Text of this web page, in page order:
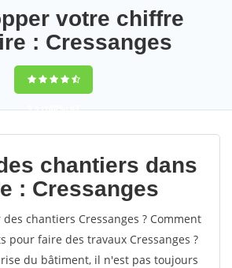
votre chiffre
: Cressanges
9,5(100%)63
votes
chantiers dans
: Cressanges
chantiers Cressanges ? Comment
pour faire des travaux Cressanges ?
du bâtiment, il n'est pas toujours